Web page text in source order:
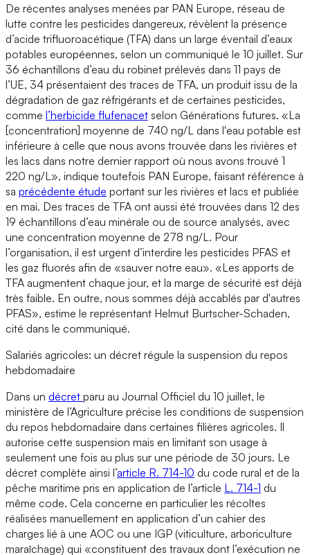
De récentes analyses menées par PAN Europe, réseau de
lutte contre les pesticides dangereux, révèlent la présence
d’acide trifluoroacétique (TFA) dans un large éventail d’eaux
potables européennes, selon un communiqué le 10 juillet. Sur
36 échantillons d’eau du robinet prélevés dans 11 pays de
l’UE, 34 présentaient des traces de TFA, un produit issu de la
dégradation de gaz réfrigérants et de certaines pesticides,
comme l’herbicide flufenacet selon Générations futures. «La
[concentration] moyenne de 740 ng/L dans l'eau potable est
inférieure à celle que nous avons trouvée dans les rivières et
les lacs dans notre dernier rapport où nous avons trouvé 1
220 ng/L», indique toutefois PAN Europe, faisant référence à
sa précédente étude portant sur les rivières et lacs et publiée
en mai. Des traces de TFA ont aussi été trouvées dans 12 des
19 échantillons d’eau minérale ou de source analysés, avec
une concentration moyenne de 278 ng/L. Pour
l’organisation, il est urgent d’interdire les pesticides PFAS et
les gaz fluorés afin de «sauver notre eau». «Les apports de
TFA augmentent chaque jour, et la marge de sécurité est déjà
très faible. En outre, nous sommes déjà accablés par d'autres
PFAS», estime le représentant Helmut Burtscher-Schaden,
cité dans le communiqué.
Salariés agricoles: un décret régule la suspension du repos
hebdomadaire
Dans un décret paru au Journal Officiel du 10 juillet, le
ministère de l’Agriculture précise les conditions de suspension
du repos hebdomadaire dans certaines filières agricoles. Il
autorise cette suspension mais en limitant son usage à
seulement une fois au plus sur une période de 30 jours. Le
décret complète ainsi l’article R. 714-10 du code rural et de la
pêche maritime pris en application de l’article L. 714-1 du
même code. Cela concerne en particulier les récoltes
réalisées manuellement en application d’un cahier des
charges lié à une AOC ou une IGP (viticulture, arboriculture
maraîchage) qui «constituent des travaux dont l’exécution ne